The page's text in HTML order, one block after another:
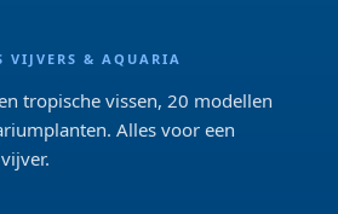
VIJVERS & AQUARIA
tropische vissen, 20 modellen
Alles voor een